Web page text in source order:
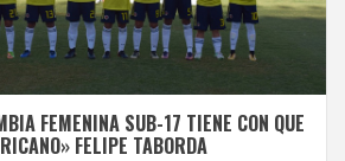
FEMENINA SUB-17 TIENE CON QUE
FELIPE TABORDA